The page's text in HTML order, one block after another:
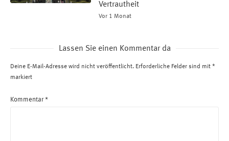
Vertrautheit
Vor 1 Monat
Lassen Sie einen Kommentar da
Deine E-Mail-Adresse wird nicht veröffentlicht. Erforderliche Felder sind mit *
markiert
Kommentar*